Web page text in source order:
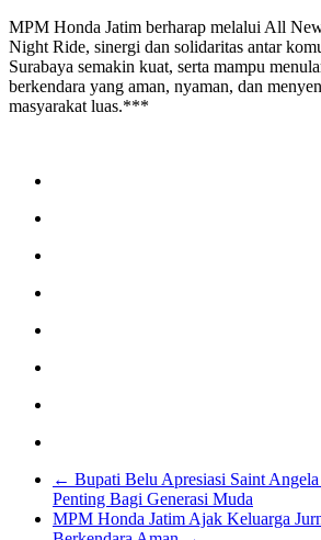
MPM Honda Jatim berharap melalui All
Night Ride, sinergi dan solidaritas antar
Surabaya semakin kuat, serta mampu
berkendara yang aman, nyaman, dan
masyarakat luas.***
← Bupati Belu Apresiasi Saint
Penting Bagi Generasi Muda
MPM Honda Jatim Ajak Keluarga